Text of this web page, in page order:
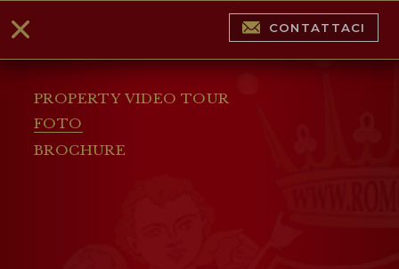
PROPERTY VIDEO TOUR
FOTO
BROCHURE
CONTATTACI